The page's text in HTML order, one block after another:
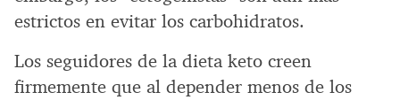
estrictos en evitar los carbohidratos.
Los seguidores de la dieta keto creen
firmemente que al depender menos de los